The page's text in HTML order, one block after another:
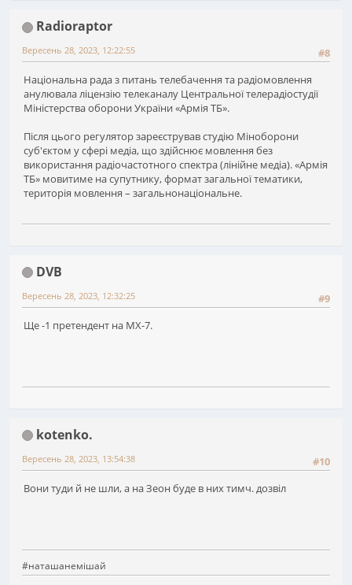
Radioraptor
#8
Вересень 28, 2023, 12:22:55
Національна рада з питань телебачення та радіомовлення
анулювала ліцензію телеканалу Центральної телерадіостудії
Міністерства оборони України «Армія ТБ».
Після цього регулятор зареєстрував студію Міноборони
суб'єктом у сфері медіа, що здійснює мовлення без
використання радіочастотного спектра (лінійне медіа). «Армія
ТБ» мовитиме на супутнику, формат загальної тематики,
територія мовлення – загальнонаціональне.
DVB
#9
Вересень 28, 2023, 12:32:25
Ще -1 претендент на МХ-7.
kotenko.
#10
Вересень 28, 2023, 13:54:38
Вони туди й не шли, а на Зеон буде в них тимч. дозвіл
#наташанемішай